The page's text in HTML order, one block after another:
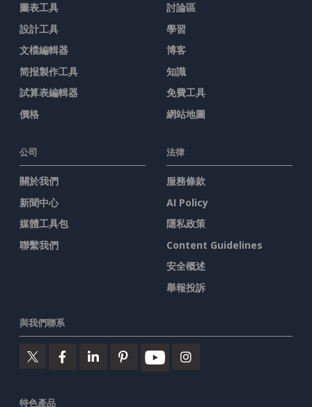
圖表工具
設計工具
文檔編輯器
简报製作工具
試算表編輯器
價格
討論區
學習
博客
知識
免費工具
網站地圖
公司
關於我們
新聞中心
媒體工具包
聯繫我們
法律
服務條款
AI Policy
隱私政策
Content Guidelines
安全概述
舉報投訴
與我們聯系
特色產品